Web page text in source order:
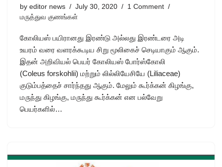
by editor news July 30, 2020
1 Comment
மருத்துவ குணங்கள்
கோலியஸ் பயிரானது இரண்டு அல்லது இரண்டரை அடி
உயரம் வரை வளரக்கூடிய சிறு மூலிகைச் செடியாகும் ஆகும்.
இதன் அறிவியல் பெயர் கோலியஸ் போர்ஸ்கோலி
(Coleus forskohlii) மற்றும் லில்லியேசியே (Liliaceae)
குடும்பத்தைச் சார்ந்தது ஆகும். மேலும் கூர்க்கன் கிழங்கு,
மருந்து கிழங்கு, மருந்து கூர்க்கன் என பல்வேறு
பெயர்களில்…